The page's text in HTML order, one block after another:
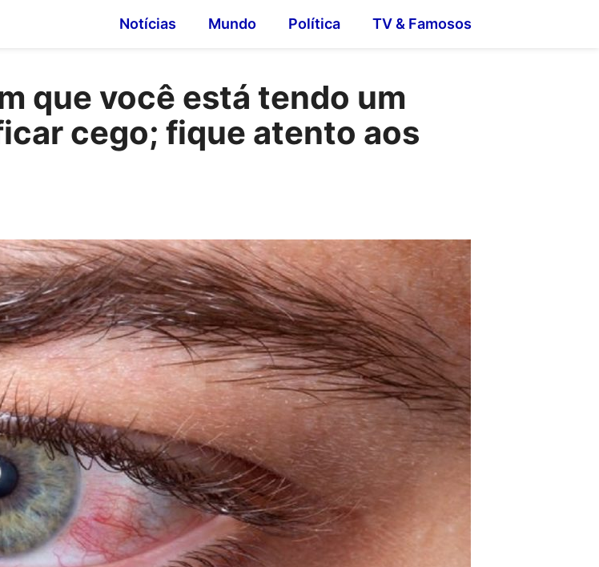
Notícias Mundo Política TV & Famosos
que você está tendo um
cego; fique atento aos